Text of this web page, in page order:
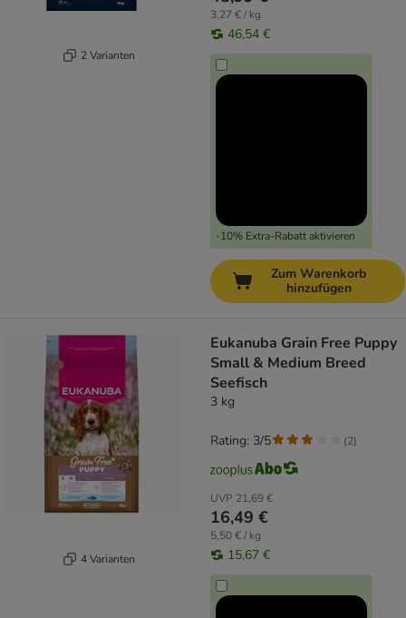
2 Varianten
3,27 € / kg
46,54 €
-10% Extra-Rabatt aktivieren
Zum Warenkorb
hinzufügen
4 Varianten
Eukanuba Grain Free Puppy
Small & Medium Breed
Seefisch
3 kg
UVP 21,69 €
16,49 €
5,50 € / kg
15,67 €
Rating: 3/5 (2)